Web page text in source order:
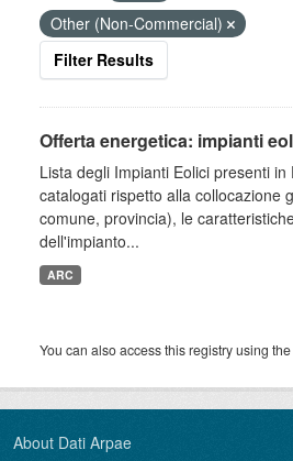
Other (Non-Commercial)
Filter Results
Offerta energetica: impianti
Lista degli Impianti Eolici presenti
catalogati rispetto alla collocazione
comune, provincia), le
dell'impianto...
ARC
You can also access this registry using the
About Dati Arpae